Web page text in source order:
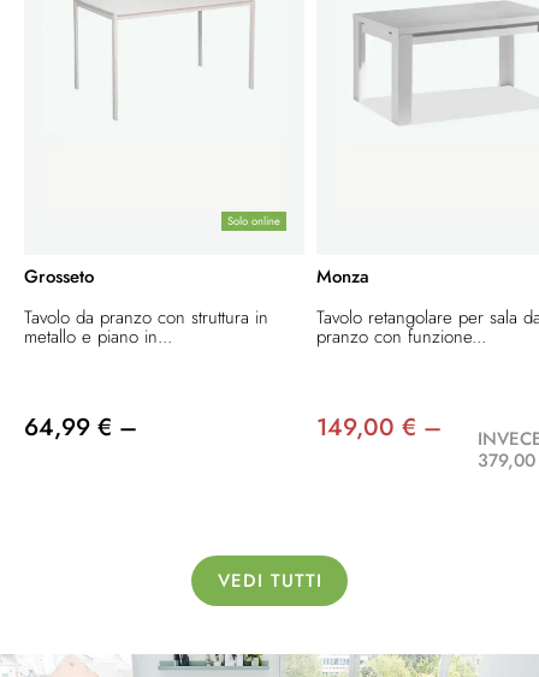
Solo online
Grosseto
Tavolo da pranzo con struttura in
metallo e piano in...
64,99 € –
Monza
Tavolo retangolare per sala
pranzo con funzione...
149,00 € –
VEDI TUTTI